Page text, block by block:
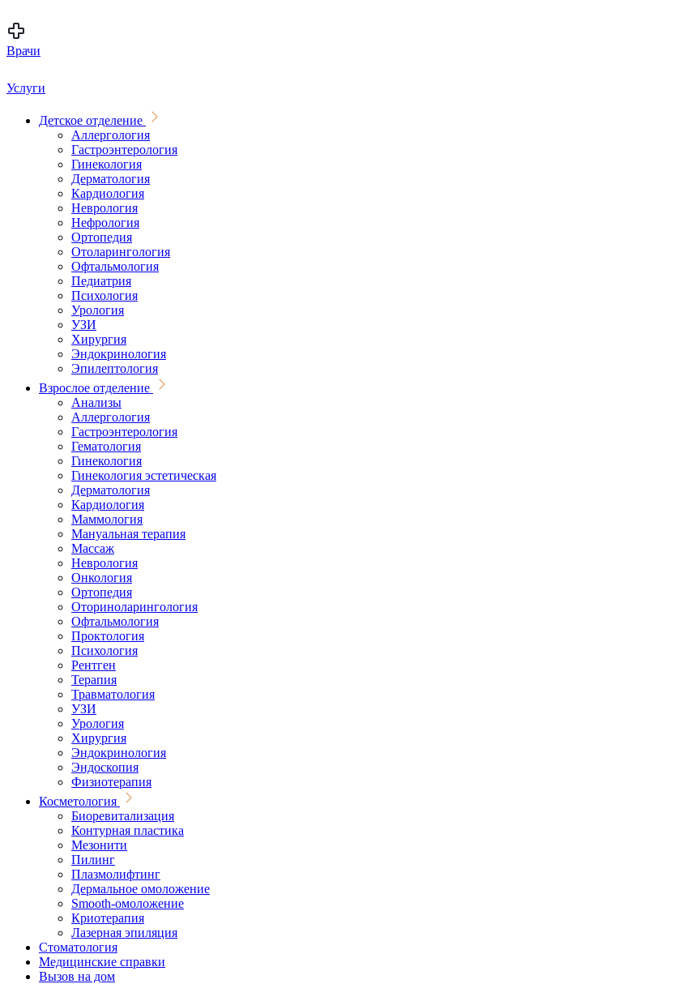
Врачи
Услуги
Детское отделение
Аллергология
Гастроэнтерология
Гинекология
Дерматология
Кардиология
Неврология
Нефрология
Ортопедия
Отоларингология
Офтальмология
Педиатрия
Психология
Урология
УЗИ
Хирургия
Эндокринология
Эпилептология
Взрослое отделение
Анализы
Аллергология
Гастроэнтерология
Гематология
Гинекология
Гинекология эстетическая
Дерматология
Кардиология
Маммология
Мануальная терапия
Массаж
Неврология
Онкология
Ортопедия
Оториноларингология
Офтальмология
Проктология
Психология
Рентген
Терапия
Травматология
УЗИ
Урология
Хирургия
Эндокринология
Эндоскопия
Физиотерапия
Косметология
Биоревитализация
Контурная пластика
Мезонити
Пилинг
Плазмолифтинг
Дермальное омоложение
Smooth-омоложение
Криотерапия
Лазерная эпиляция
Стоматология
Медицинские справки
Вызов на дом